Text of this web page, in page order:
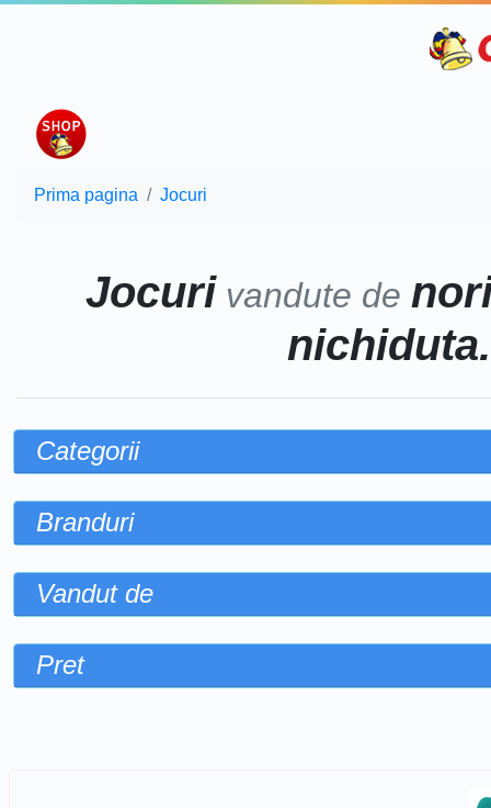
Prima pagina Jocuri
Jocuri vandute de
Categorii
Branduri
Vandut de
Pret